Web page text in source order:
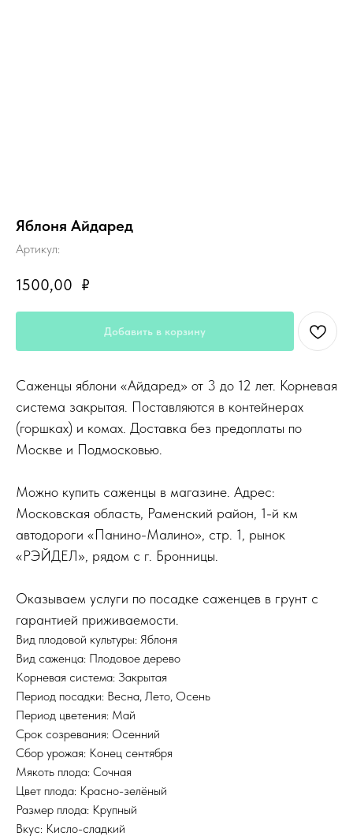
Яблоня Айдаред
Артикул:
1500,00 ₽
Добавить в корзину
Саженцы яблони «Айдаред» от 3 до 12 лет. Корневая
система закрытая. Поставляются в контейнерах
(горшках) и комах. Доставка без предоплаты по
Москве и Подмосковью.
Можно купить саженцы в магазине. Адрес:
Московская область, Раменский район, 1-й км
автодороги «Панино-Малино», стр. 1, рынок
«РЭЙДЕЛ», рядом с г. Бронницы.
Оказываем услуги по посадке саженцев в грунт с
гарантией приживаемости.
Вид плодовой культуры: Яблоня
Вид саженца: Плодовое дерево
Корневая система: Закрытая
Период посадки: Весна, Лето, Осень
Период цветения: Май
Срок созревания: Осенний
Сбор урожая: Конец сентября
Мякоть плода: Сочная
Цвет плода: Красно-зелёный
Размер плода: Крупный
Вкус: Кисло-сладкий